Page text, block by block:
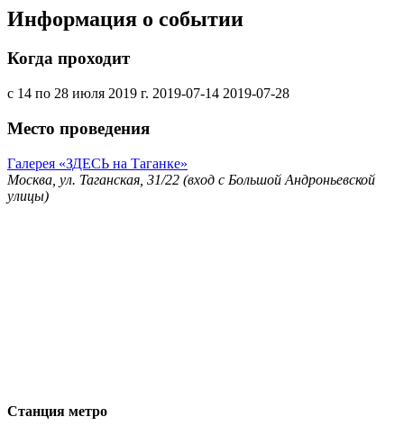
Информация о событии
Когда проходит
с 14 по 28 июля 2019 г. 2019-07-14 2019-07-28
Место проведения
Галерея «ЗДЕСЬ на Таганке»
Москва, ул. Таганская, 31/22 (вход с Большой Андроньевской
улицы)
Станция метро